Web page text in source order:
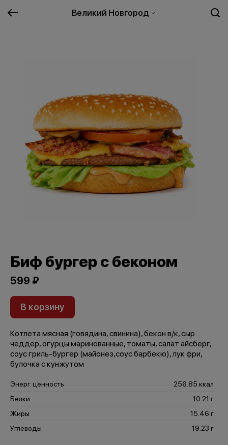
Великий Новгород
Биф бургер с беконом
599 ₽
В корзину
Котлета мясная (говядина, свинина), бекон в/к, сыр
чеддер, огурцы маринованные, томаты, салат айсберг,
соус гриль-бургер (майонез,соус барбекю), лук фри,
булочка с кунжутом
Энерг. ценность
256.85 ккал
Белки
10.21 г
Жиры
15.46 г
Углеводы
19.23 г